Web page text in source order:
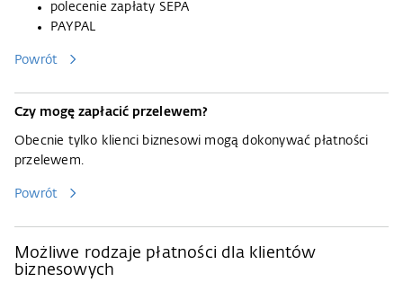
polecenie zapłaty SEPA
PAYPAL
Powrót
Czy mogę zapłacić przelewem?
Obecnie tylko klienci biznesowi mogą dokonywać płatności
przelewem.
Powrót
Możliwe rodzaje płatności dla klientów
biznesowych